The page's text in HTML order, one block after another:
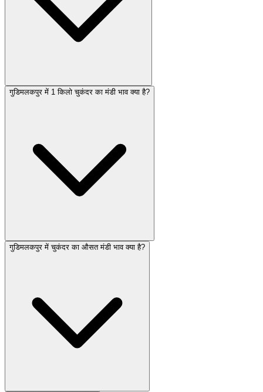
गुडिमलकपुर में 1 किलो चुकंदर का मंडी भाव क्या है?
गुडिमलकपुर में चुकंदर का औसत मंडी भाव क्या है?